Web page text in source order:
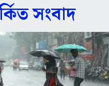
সংবাদ